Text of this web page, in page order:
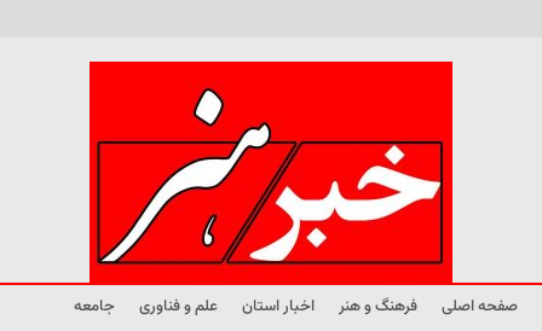
صفحه اصلی فرهنگ و هنر اخبار استان علم و فناوری
جامعه